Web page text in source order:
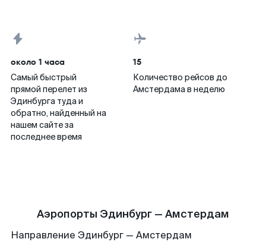
около 1 часа
Самый быстрый
прямой перелет из
Эдинбурга туда и
обратно, найденный на
нашем сайте за
последнее время
15
Количество рейсов до
Амстердама в неделю
Аэропорты Эдинбург — Амстердам
Направление Эдинбург — Амстердам